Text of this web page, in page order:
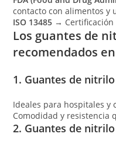
contacto con alimentos y
ISO 13485 → Certificación
Los guantes de
recomendados
1. Guantes de
Ideales para hospitales y
Comodidad y resistencia
2. Guantes de